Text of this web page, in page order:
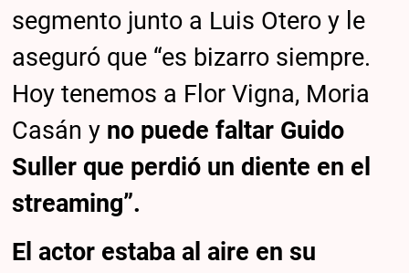
segmento junto a Luis Otero y le
aseguró que “es bizarro siempre.
Hoy tenemos a Flor Vigna, Moria
Casán y no puede faltar Guido
Suller que perdió un diente en el
streaming”.
El actor estaba al aire en su